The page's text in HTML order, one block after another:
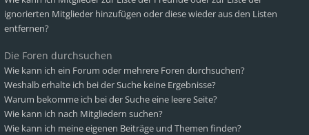
ignorierten Mitglieder hinzufügen oder diese wieder aus den Listen
entfernen?
Die Foren durchsuchen
Wie kann ich ein Forum oder mehrere Foren durchsuchen?
Weshalb erhalte ich bei der Suche keine Ergebnisse?
Warum bekomme ich bei der Suche eine leere Seite?
Wie kann ich nach Mitgliedern suchen?
Wie kann ich meine eigenen Beiträge und Themen finden?